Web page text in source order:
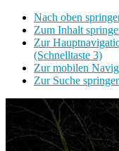
Nach oben
Zum Inhalt
Zur
(Schnelltaste 3)
Zur mobilen
Zur Suche